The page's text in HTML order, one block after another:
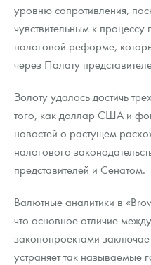
уровню сопротивления,
чувствительным к
налоговой реформе,
через Палату
Золоту удалось достичь
того, как доллар США и
новостей о растущем
налогового
представителей и Сенатом.
Валютные аналитики в
что основное отличие
законопроектами
устраняет так называемые